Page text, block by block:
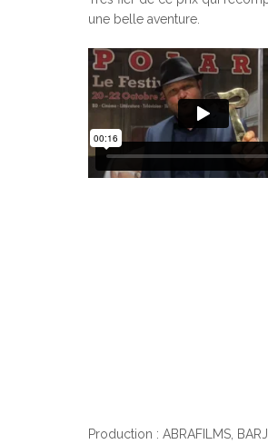
une belle aventure.
Production : ABRAFILMS,